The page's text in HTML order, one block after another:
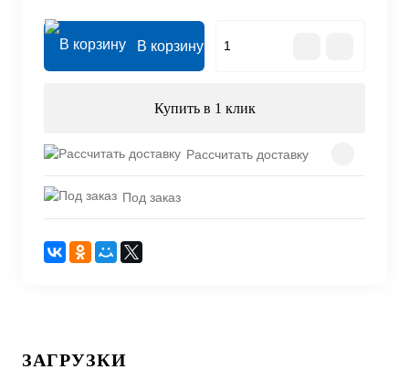
В корзину
Купить в 1 клик
Рассчитать доставку
Под заказ
ЗАГРУЗКИ